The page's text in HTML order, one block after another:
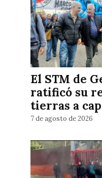
El STM de
ratificó su
tierras a
7 de agosto de 2026